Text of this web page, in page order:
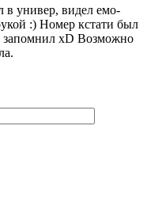
в универ, видел емо-
:) Номер кстати был
запомнил xD Возможно